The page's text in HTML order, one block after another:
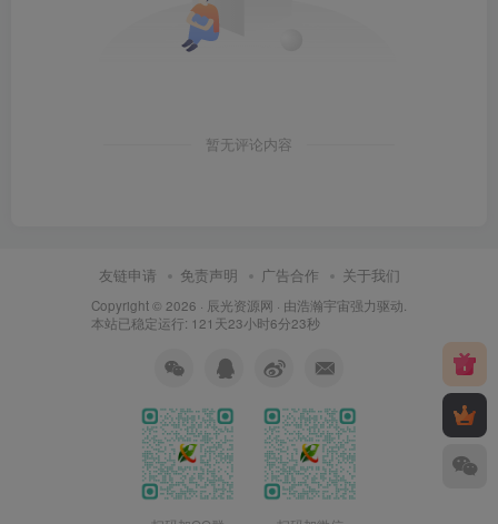
暂无评论内容
友链申请 免责声明 广告合作 关于我们
Copyright © 2026 · 辰光资源网 · 由浩瀚宇宙强力驱动.
本站已稳定运行: 121天23小时6分23秒